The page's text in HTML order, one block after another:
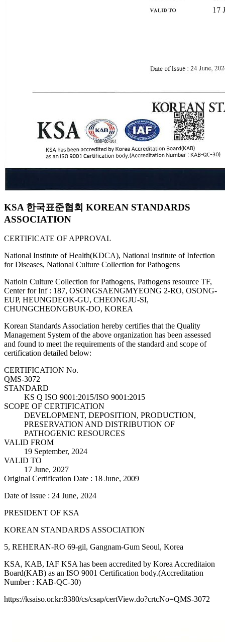
KSA 한국표준협회 KOREAN STANDARDS
ASSOCIATION
CERTIFICATE OF APPROVAL
National Institute of Health(KDCA), National institute of Infection
for Diseases, National Culture Collection for Pathogens
Natioin Culture Collection for Pathogens, Pathogens resource TF,
Center for Inf : 187, OSONGSAENGMYEONG 2-RO, OSONG-
EUP, HEUNGDEOK-GU, CHEONGJU-SI,
CHUNGCHEONGBUK-DO, KOREA
Korean Standards Association hereby certifies that the Quality
Management System of the above organization has been assessed
and found to meet the requirements of the standard and scope of
certification detailed below:
CERTIFICATION No.
QMS-3072
STANDARD
KS Q ISO 9001:2015/ISO 9001:2015
SCOPE OF CERTIFICATION
DEVELOPMENT, DEPOSITION, PRODUCTION,
PRESERVATION AND DISTRIBUTION OF
PATHOGENIC RESOURCES
VALID FROM
19 September, 2024
VALID TO
17 June, 2027
Original Certification Date : 18 June, 2009
Date of Issue : 24 June, 2024
PRESIDENT OF KSA
KOREAN STANDARDS ASSOCIATION
5, REHERAN-RO 69-gil, Gangnam-Gum Seoul, Korea
KSA, KAB, IAF KSA has been accredited by Korea Accreditaion
Board(KAB) as an ISO 9001 Certification body.(Accreditation
Number : KAB-QC-30)
https://ksaiso.or.kr:8380/cs/csap/certView.do?crtcNo=QMS-3072